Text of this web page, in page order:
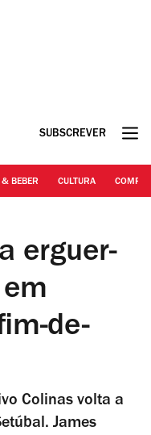
SUBSCREVER
BEBER CULTURA
erguer-
de-
Colinas volta a
James